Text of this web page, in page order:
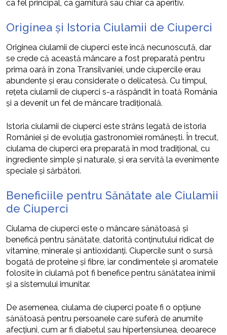
ca fel principal, ca garnitură sau chiar ca aperitiv.
Originea și Istoria Ciulamii de Ciuperci
Originea ciulamii de ciuperci este încă necunoscută, dar
se crede că această mâncare a fost preparată pentru
prima oară în zona Transilvaniei, unde ciupercile erau
abundente și erau considerate o delicatesă. Cu timpul,
rețeta ciulamii de ciuperci s-a răspândit în toată România
și a devenit un fel de mâncare tradițională.
Istoria ciulamii de ciuperci este strâns legată de istoria
României și de evoluția gastronomiei românești. În trecut,
ciulama de ciuperci era preparată în mod tradițional, cu
ingrediente simple și naturale, și era servită la evenimente
speciale și sărbători.
Beneficiile pentru Sănătate ale Ciulamii
de Ciuperci
Ciulama de ciuperci este o mâncare sănătoasă și
benefică pentru sănătate, datorită conținutului ridicat de
vitamine, minerale și antioxidanți. Ciupercile sunt o sursă
bogată de proteine și fibre, iar condimentele și aromatele
folosite în ciulamă pot fi benefice pentru sănătatea inimii
și a sistemului imunitar.
De asemenea, ciulama de ciuperci poate fi o opțiune
sănătoasă pentru persoanele care suferă de anumite
afecțiuni, cum ar fi diabetul sau hipertensiunea, deoarece